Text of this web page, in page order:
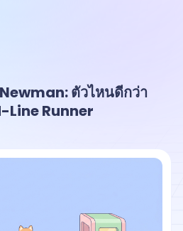
ตัวไหนดีกว่า
Line Runner